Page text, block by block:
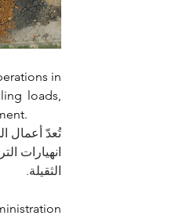
in
loads,
تُعدّ أعمال
انهيارات
الثقيلة.